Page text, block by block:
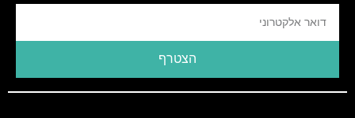
הצטרף